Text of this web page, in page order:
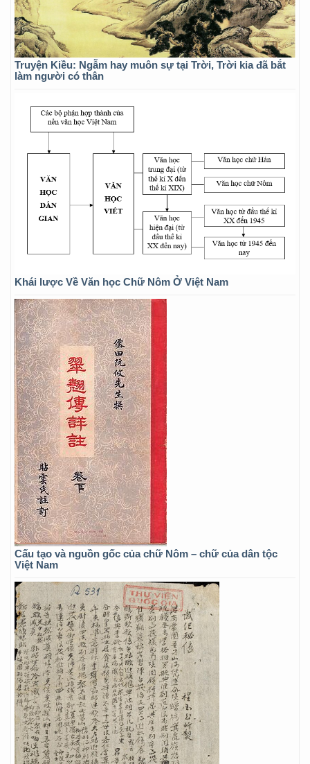
Truyện Kiều: Ngẫm hay muôn sự tại Trời, Trời kia đã bắt
làm người có thân
Khái lược Về Văn học Chữ Nôm Ở Việt Nam
Cấu tạo và nguồn gốc của chữ Nôm – chữ của dân tộc
Việt Nam